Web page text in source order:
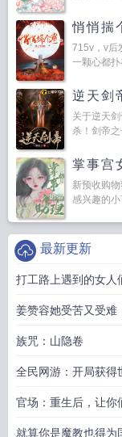
悄悄揣
715v，v后
一颗心都
逆天剑
关于逆天
杀！剑帝
掌事宫
新预收购
感兴趣的
最新更新
打工路上遇到的女人
姜赞容她受苦又受难
族咒：山隐卷
全民网游：开局获得
官场：重生后，让你
就算你是魔教也得为